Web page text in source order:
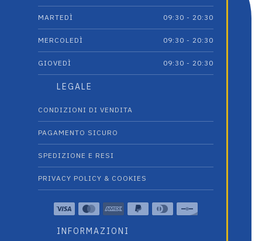
MARTEDÌ 09:30 - 20:30
MERCOLEDÌ 09:30 - 20:30
GIOVEDÌ 09:30 - 20:30
LEGALE
CONDIZIONI DI VENDITA
PAGAMENTO SICURO
SPEDIZIONE E RESI
PRIVACY POLICY & COOKIES
INFORMAZIONI